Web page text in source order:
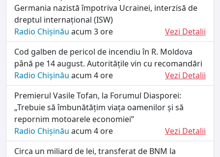
Germania nazistă împotriva Ucrainei, interzisă de
dreptul internațional (ISW)
Radio Chișinău acum 3 ore
Vezi Detalii
Cod galben de pericol de incendiu în R. Moldova
până pe 14 august. Autoritățile vin cu recomandări
Radio Chișinău acum 4 ore
Vezi Detalii
Premierul Vasile Tofan, la Forumul Diasporei:
„Trebuie să îmbunătățim viața oamenilor și să
repornim motoarele economiei”
Radio Chișinău acum 4 ore
Vezi Detalii
Circa un miliard de lei, transferat de BNM la